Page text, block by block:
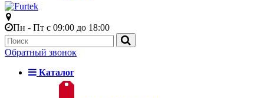
Пн - Пт с 09:00 до 18:00
Обратный звонок
Каталог